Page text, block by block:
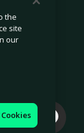
언서
the
site
our